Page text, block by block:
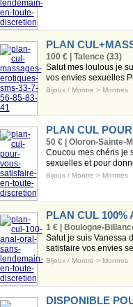
PLAN
100 € | Talence (33)
Salut mes loulous je
vos envies sexuelles
Bijoux / Montre > Montres
PLAN CUL
50 € | Oloron-Sainte-
Coucou mes chéris je
sexuelles et pour
Bijoux / Montre > Montres
PLAN CUL 100%
1 € | Boulogne-
Salut je suis Vanessa
satisfaire vos envies
Bijoux / Montre > Montres
DISPONIBLE